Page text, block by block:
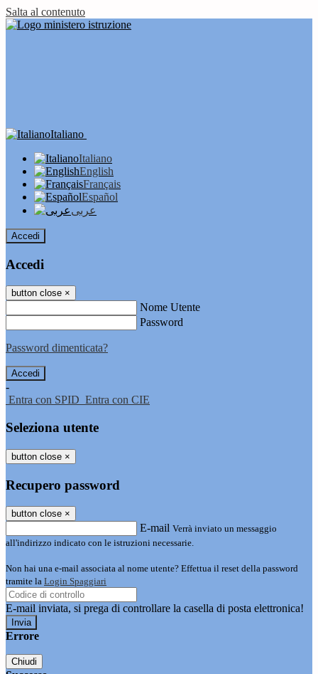
Salta al contenuto
Italiano
Italiano
English
Français
Español
عربى
Accedi
Accedi
button close ×
Nome Utente
Password
Password dimenticata?
-
Entra con SPID Entra con CIE
Seleziona utente
button close ×
Recupero password
button close ×
E-mail Verrà inviato un messaggio
all'indirizzo indicato con le istruzioni necessarie.
Non hai una e-mail associata al nome utente? Effettua il reset della password
tramite la Login Spaggiari
E-mail inviata, si prega di controllare la casella di posta elettronica!
Errore
Chiudi